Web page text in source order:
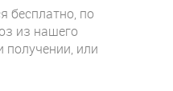
бесплатно, по
из нашего
получении, или